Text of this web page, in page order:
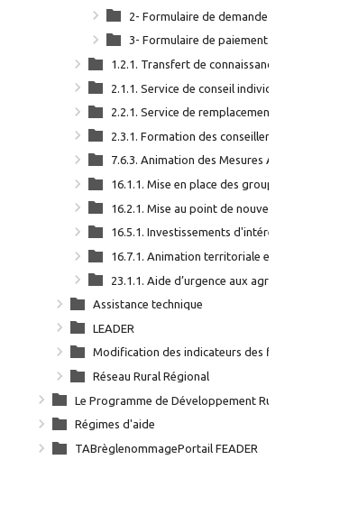
2- Formulaire de demande
3- Formulaire de paiement
1.2.1. Transfert de connaissances (hors
2.1.1. Service de conseil individualisé
2.2.1. Service de remplacement
2.3.1. Formation des conseillers agricoles
7.6.3. Animation des Mesures Agro
16.1.1. Mise en place des groupes
16.2.1. Mise au point de nouveaux
16.5.1. Investissements d'intérêts collectifs
16.7.1. Animation territoriale et approche
23.1.1. Aide d’urgence aux agriculteurs
Assistance technique
LEADER
Modification des indicateurs des fiches
Réseau Rural Régional
Le Programme de Développement Rural 2014-2022
Régimes d'aide
TABrèglenommagePortail FEADER